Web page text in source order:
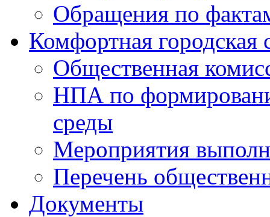
Обращения по
Комфортная городская
Общественная
НПА по
среды
Мероприятия
Перечень
Документы